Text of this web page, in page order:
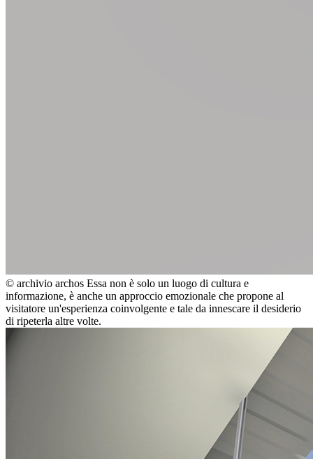
© archivio archos Essa non è solo un luogo di cultura e
informazione, è anche un approccio emozionale che propone al
visitatore un'esperienza coinvolgente e tale da innescare il desiderio
di ripeterla altre volte.